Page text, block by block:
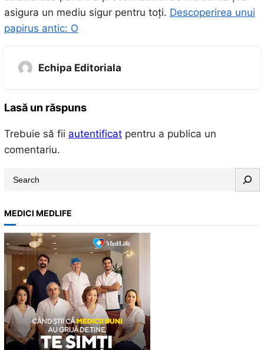
asigura un mediu sigur pentru toți. Descoperirea unui
papirus antic: O
Echipa Editoriala
Lasă un răspuns
Trebuie să fii autentificatpentru a publica un
comentariu.
r
c
h
MEDICI MEDLIFE